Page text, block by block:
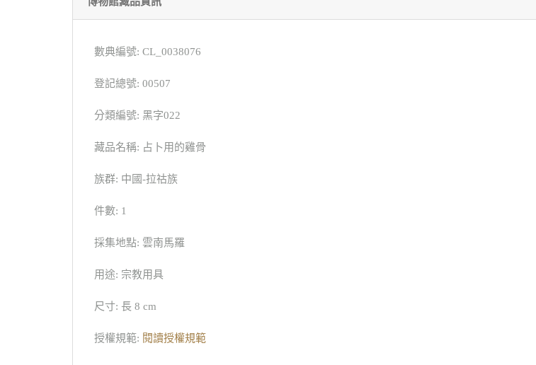
數典編號: CL_0038076
登記總號: 00507
分類編號: 黑字022
藏品名稱: 占卜用的雞骨
族群: 中國-拉祜族
件數: 1
採集地點: 雲南馬羅
用途: 宗教用具
尺寸: 長 8 cm
授權規範: 閱讀授權規範